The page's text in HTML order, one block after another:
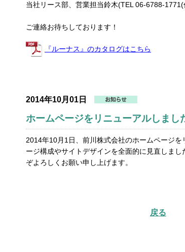
当社リース部、営業担当鈴木(TEL 06-6788-1771(
ご連絡お待ちしております！
『ルーナス』のカタログはこちら
2014年10月01日
ホームページをリニューアルしまし
2014年10月1日、前川株式会社のホームページ
ージ構成やサイトデザインを全面的に見直しま
ぞよろしくお願い申し上げます。
戻る